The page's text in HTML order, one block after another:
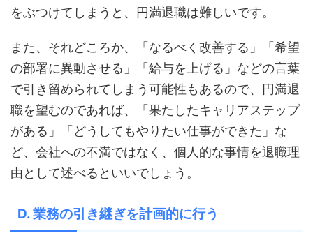
をぶつけてしまうと、円満退職は難しいです。
また、それどころか、「なるべく改善する」「希望
の部署に異動させる」「給与を上げる」などの言葉
で引き留められてしまう可能性もあるので、円満退
職を望むのであれば、「果たしたキャリアステップ
がある」「どうしてもやりたい仕事ができた」な
ど、会社への不満ではなく、個人的な事情を退職理
由として述べるといいでしょう。
D. 業務の引き継ぎを計画的に行う